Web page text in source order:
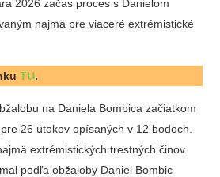
2026 začas proces s Danielom
najmä pre viaceré extrémistické
TU.
na Daniela Bombica začiatkom
26 útokov opísaných v 12 bodoch.
extrémistických trestných činov.
podľa obžaloby Daniel Bombic